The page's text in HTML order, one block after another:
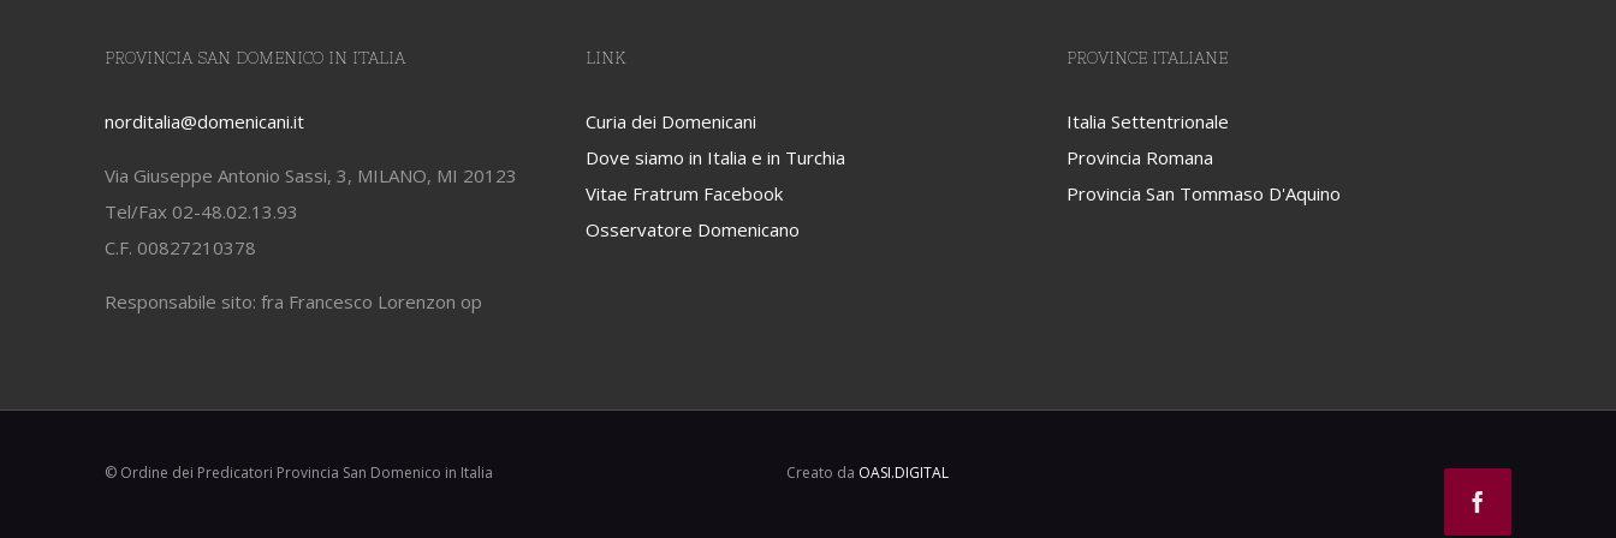
PROVINCIA SAN DOMENICO IN ITALIA
norditalia@domenicani.it
Via Giuseppe Antonio Sassi, 3, MILANO, MI 20123
Tel/Fax 02-48.02.13.93
C.F. 00827210378
Responsabile sito: fra Francesco Lorenzon op
LINK
Curia dei Domenicani
Dove siamo in Italia e in Turchia
Vitae Fratrum Facebook
Osservatore Domenicano
PROVINCE ITALIANE
Italia Settentrionale
Provincia Romana
Provincia San Tommaso D'Aquino
© Ordine dei Predicatori Provincia San Domenico in Italia Creato da OASI.DIGITAL